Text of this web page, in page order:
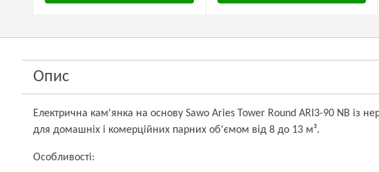
Опис
Електрична кам'янка на основу Sawo Aries Tower Round ARI3-90 NB із
для домашніх і комерційних парних об'ємом від 8 до 13 м³.
Особливості: